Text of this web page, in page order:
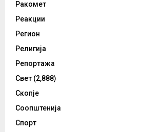
Ракомет
Реакции
Регион
Религија
Репортажа
Свет (2,888)
Скопје
Соопштенија
Спорт